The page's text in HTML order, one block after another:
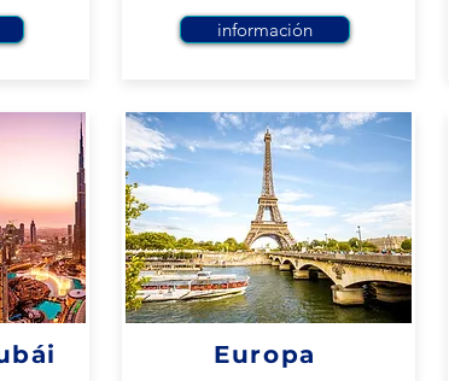
información
Europa